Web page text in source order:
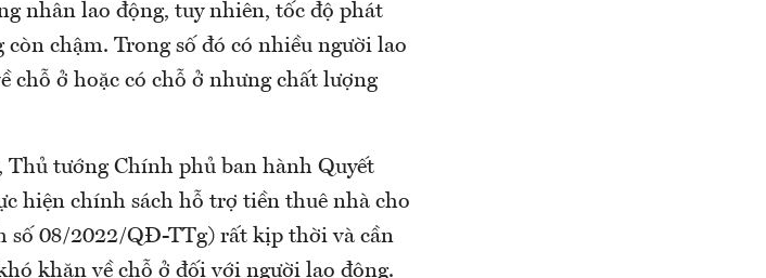
nhân lao động, tuy nhiên, tốc độ phát
chậm. Trong số đó có nhiều người lao
chỗ ở hoặc có chỗ ở nhưng chất lượng
tướng Chính phủ ban hành Quyết
hiện chính sách hỗ trợ tiền thuê nhà cho
số 08/2022/QĐ-TTg) rất kịp thời và cần
khăn về chỗ ở đối với người lao động.